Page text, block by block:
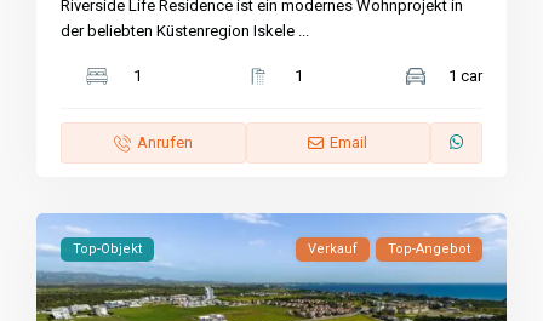
Riverside Life Residence ist ein modernes Wohnprojekt in
der beliebten Küstenregion Iskele ...
1 1 1 car
Anrufen Email
Top-Objekt Verkauf Top-Angebot